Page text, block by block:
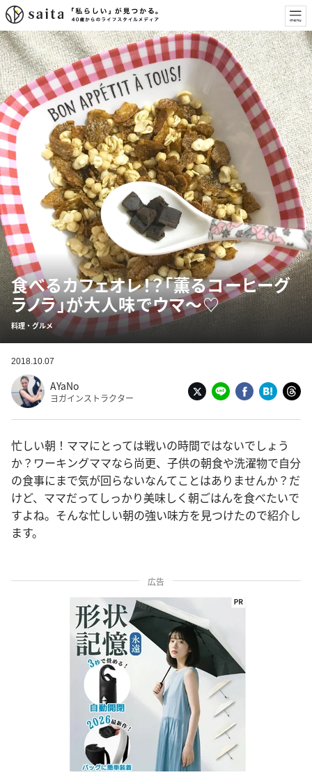
食べるカフェオレ！？「薫るコーヒーグ
ラノラ」が大人味でウマ〜♡
料理・グルメ
2018.10.07
AYaNo
ヨガインストラクター
忙しい朝！ママにとっては戦いの時間ではないでしょう
か？ワーキングママなら尚更、子供の朝食や洗濯物で自分
の食事にまで気が回らないなんてことはありませんか？だ
けど、ママだってしっかり美味しく朝ごはんを食べたいで
すよね。そんな忙しい朝の強い味方を見つけたので紹介し
ます。
広告